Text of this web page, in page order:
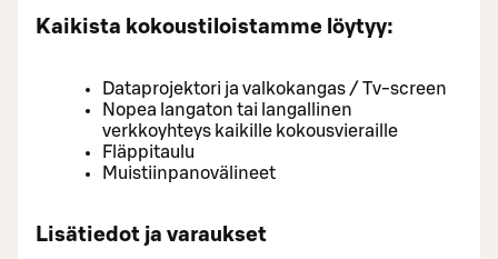
Kaikista kokoustiloistamme löytyy:
Dataprojektori ja valkokangas / Tv-screen
Nopea langaton tai langallinen
verkkoyhteys kaikille kokousvieraille
Fläppitaulu
Muistiinpanovälineet
Lisätiedot ja varaukset